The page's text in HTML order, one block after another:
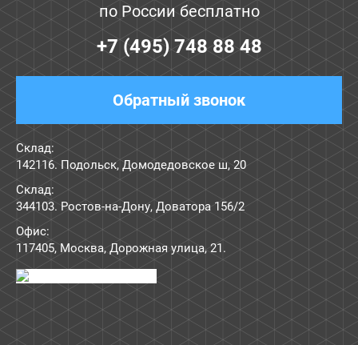
по России бесплатно
+7 (495) 748 88 48
Обратный звонок
Склад:
142116. Подольск, Домодедовское ш, 20
Склад:
344103. Ростов-на-Дону, Доватора 156/2
Офис:
117405, Москва, Дорожная улица, 21.